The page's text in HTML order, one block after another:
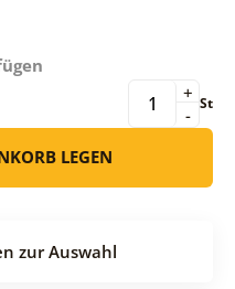
-
+ St
LEGEN
zur Auswahl